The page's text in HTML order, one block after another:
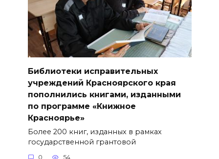
Библиотеки исправительных
учреждений Красноярского края
пополнились книгами, изданными
по программе «Книжное
Красноярье»
Более 200 книг, изданных в рамках
государственной грантовой
0 54